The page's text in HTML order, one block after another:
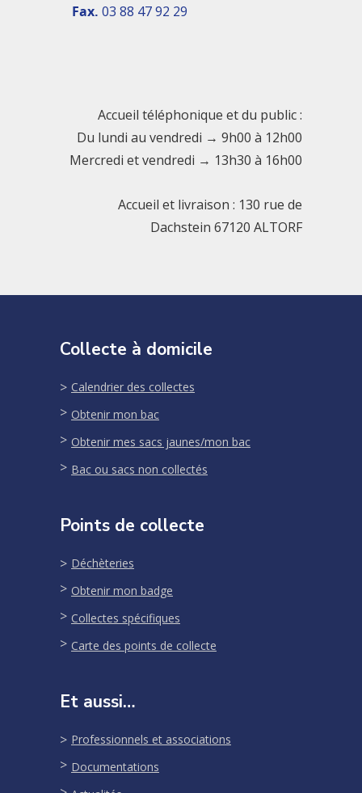
Fax. 03 88 47 92 29
Accueil téléphonique et du public :
Du lundi au vendredi → 9h00 à 12h00
Mercredi et vendredi → 13h30 à 16h00
Accueil et livraison : 130 rue de
Dachstein 67120 ALTORF
Collecte à domicile
Calendrier des collectes
Obtenir mon bac
Obtenir mes sacs jaunes/mon bac
Bac ou sacs non collectés
Points de collecte
Déchèteries
Obtenir mon badge
Collectes spécifiques
Carte des points de collecte
Et aussi…
Professionnels et associations
Documentations